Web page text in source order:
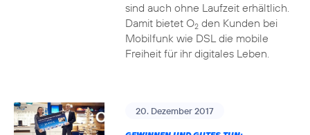
sind auch ohne Laufzeit erhältlich.
Damit bietet O2den Kunden bei
Mobilfunk wie DSL die mobile
Freiheit für ihr digitales Leben.
20. Dezember 2017